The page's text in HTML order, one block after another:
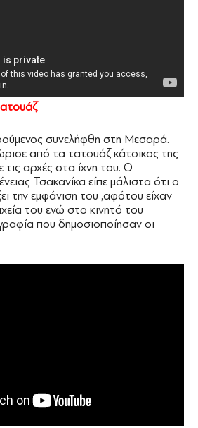
συνελήφθη στη Μεσαρά.
από τα τατουάζ κάτοικος της
τις αρχές στα ίχνη του. Ο
Τσακανίκα είπε μάλιστα ότι ο
την εμφάνιση του ,αφότου είχαν
του ενώ στο κινητό του
που δημοσιοποίησαν οι